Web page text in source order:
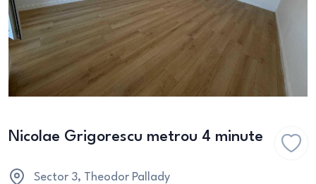
Nicolae Grigorescu metrou 4 minute
Sector 3, Theodor Pallady